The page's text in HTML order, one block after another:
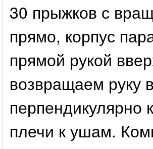
30 прыжков с
прямо, корпус
прямой рукой
возвращаем руку
перпендикулярно
плечи к ушам.